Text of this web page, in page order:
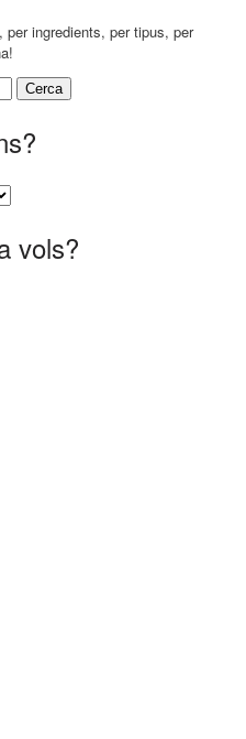
ingredients, per tipus, per
vols?